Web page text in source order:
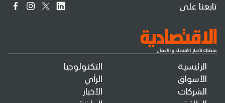
الرئيسية
الأسواق
الشركات
التكنولوجيا
الرأي
الأخبار
تابعنا على